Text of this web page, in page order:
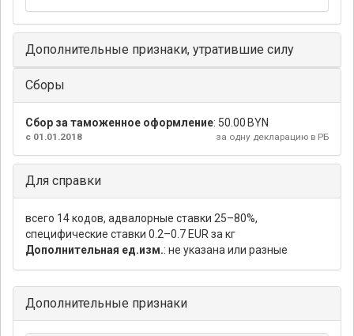
Дополнительные признаки, утратившие силу
Сборы
Сбор за таможенное оформление: 50.00 BYN
за одну декларацию в РБ
с 01.01.2018
Для справки
всего 14 кодов, адвалорные ставки 25–80%,
специфические ставки 0.2–0.7 EUR за кг
Дополнительная ед.изм.: не указана или разные
Дополнительные признаки